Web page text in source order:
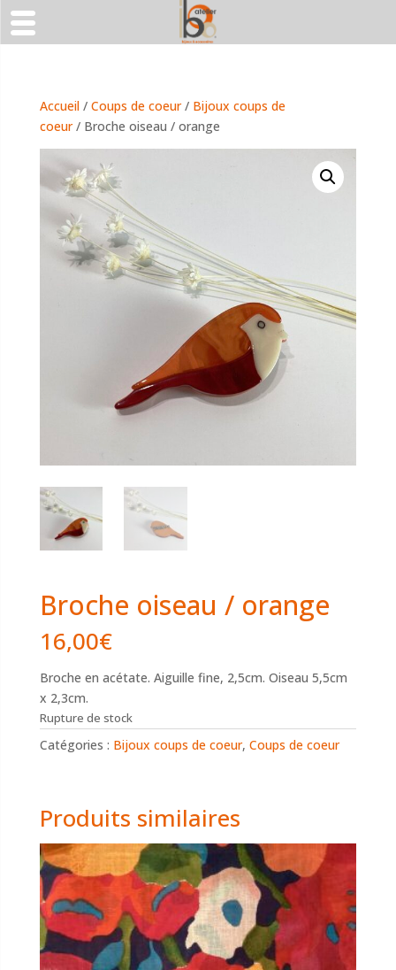
Accueil/ Coups de coeur/ Bijoux coups de
coeur/ Broche oiseau / orange
Broche oiseau / orange
16,00€
Broche en acétate. Aiguille fine, 2,5cm. Oiseau 5,5cm
x 2,3cm.
Rupture de stock
Catégories : Bijoux coups de coeur, Coups de coeur
Produits similaires